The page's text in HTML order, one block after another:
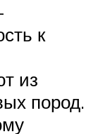
к
из
пород.